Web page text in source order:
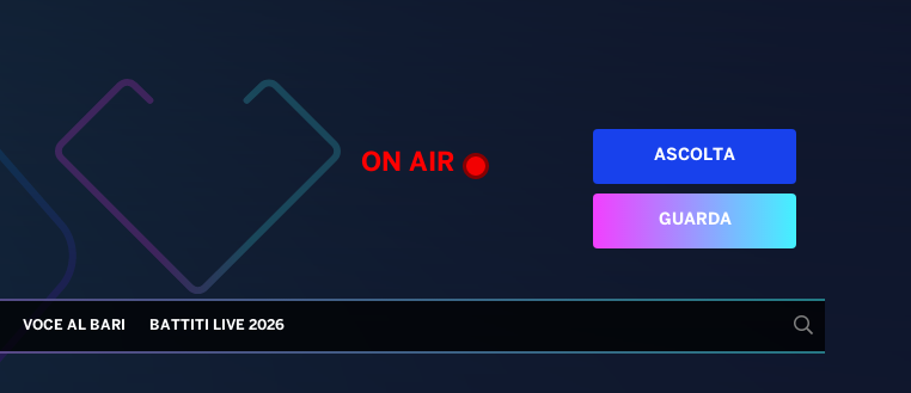
ON AIR ASCOLTA
GUARDA
VOCE AL BARI BATTITI LIVE 2026